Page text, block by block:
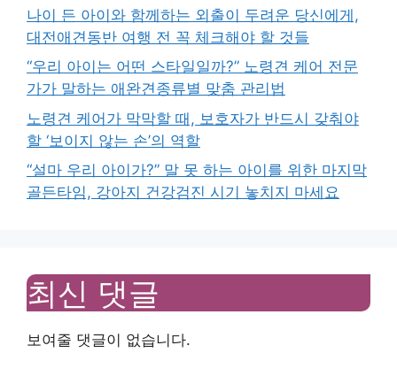
나이 든 아이와 함께하는 외출이 두려운 당신에게,
대전애견동반 여행 전 꼭 체크해야 할 것들
“우리 아이는 어떤 스타일일까?” 노령견 케어 전문
가가 말하는 애완견종류별 맞춤 관리법
노령견 케어가 막막할 때, 보호자가 반드시 갖춰야
할 ‘보이지 않는 손’의 역할
“설마 우리 아이가?” 말 못 하는 아이를 위한 마지막
골든타임, 강아지 건강검진 시기 놓치지 마세요
최신 댓글
보여줄 댓글이 없습니다.